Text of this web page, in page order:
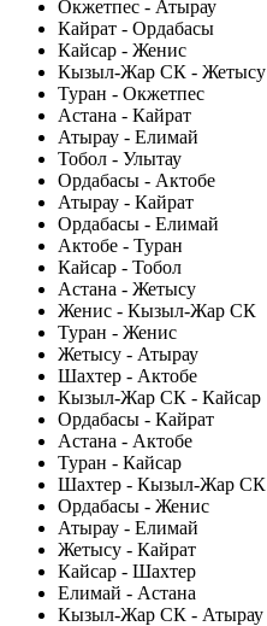
Окжетпес - Атырау
Кайрат - Ордабасы
Кайсар - Женис
Кызыл-Жар СК - Жетысу
Туран - Окжетпес
Астана - Кайрат
Атырау - Елимай
Тобол - Улытау
Ордабасы - Актобе
Атырау - Кайрат
Ордабасы - Елимай
Актобе - Туран
Кайсар - Тобол
Астана - Жетысу
Женис - Кызыл-Жар СК
Туран - Женис
Жетысу - Атырау
Шахтер - Актобе
Кызыл-Жар СК - Кайсар
Ордабасы - Кайрат
Астана - Актобе
Туран - Кайсар
Шахтер - Кызыл-Жар СК
Ордабасы - Женис
Атырау - Елимай
Жетысу - Кайрат
Кайсар - Шахтер
Елимай - Астана
Кызыл-Жар СК - Атырау